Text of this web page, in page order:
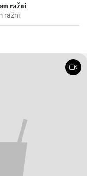
ražni
ražni